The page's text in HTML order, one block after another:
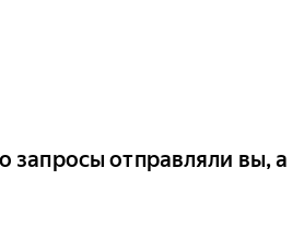
запросы отправляли вы, а